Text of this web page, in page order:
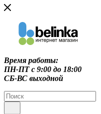
Время работы:
ПН-ПТ c 9:00 до 18:00
СБ-ВС выходной